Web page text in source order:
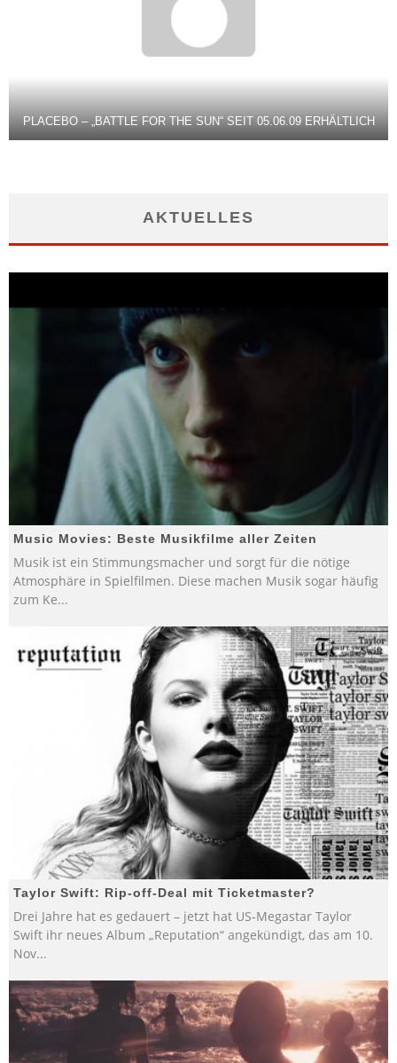
PLACEBO – „BATTLE FOR THE SUN“ SEIT 05.06.09 ERHÄLTLICH
AKTUELLES
Music Movies: Beste Musikfilme aller Zeiten
Musik ist ein Stimmungsmacher und sorgt für die nötige
Atmosphäre in Spielfilmen. Diese machen Musik sogar häufig
zum Ke...
Taylor Swift: Rip-off-Deal mit Ticketmaster?
Drei Jahre hat es gedauert – jetzt hat US-Megastar Taylor
Swift ihr neues Album „Reputation“ angekündigt, das am 10.
Nov...